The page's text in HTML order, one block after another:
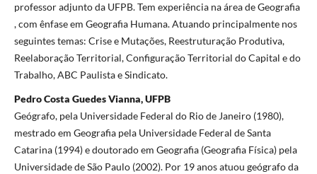
professor adjunto da UFPB. Tem experiência na área de Geografia
, com ênfase em Geografia Humana. Atuando principalmente nos
seguintes temas: Crise e Mutações, Reestruturação Produtiva,
Reelaboração Territorial, Configuração Territorial do Capital e do
Trabalho, ABC Paulista e Sindicato.
Pedro Costa Guedes Vianna, UFPB
Geógrafo, pela Universidade Federal do Rio de Janeiro (1980),
mestrado em Geografia pela Universidade Federal de Santa
Catarina (1994) e doutorado em Geografia (Geografia Física) pela
Universidade de São Paulo (2002). Por 19 anos atuou geógrafo da